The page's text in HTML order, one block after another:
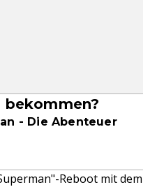
bekommen?
- Die Abenteuer
Reboot mit dem